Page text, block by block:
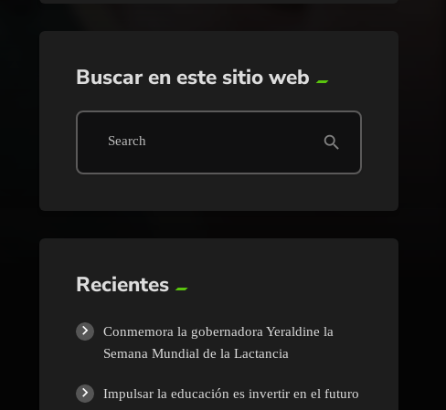
Buscar en este sitio web
Search search
Recientes
Conmemora la gobernadora Yeraldine la
Semana Mundial de la Lactancia
Impulsar la educación es invertir en el futuro